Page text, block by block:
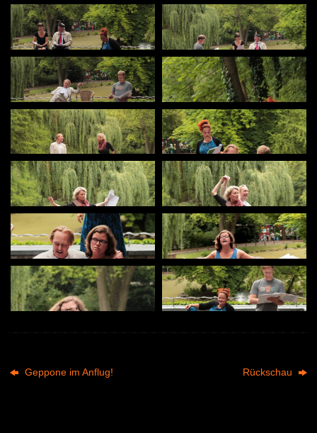
Geppone im Anflug! Rückschau